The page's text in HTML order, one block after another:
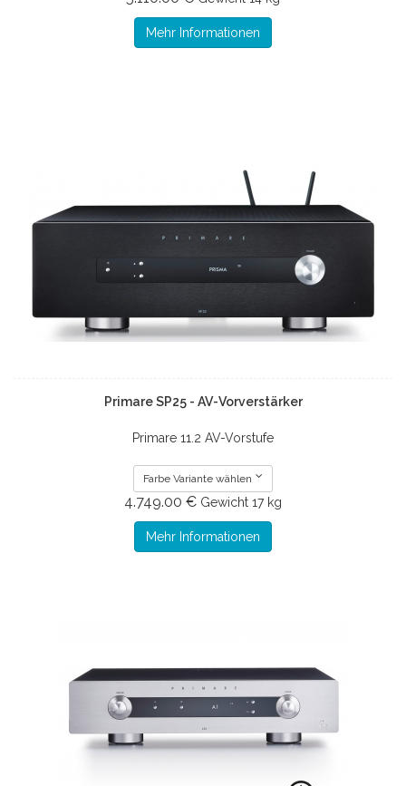
Mehr Informationen
Primare SP25 - AV-Vorverstärker
Primare 11.2 AV-Vorstufe
Farbe Variante wählen
4.749.00 € Gewicht 17 kg
Mehr Informationen